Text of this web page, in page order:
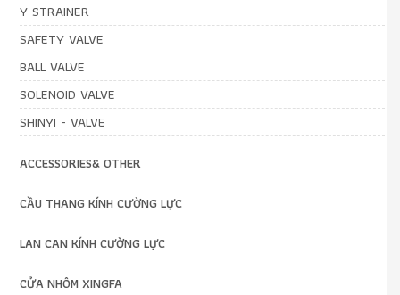
Y STRAINER
SAFETY VALVE
BALL VALVE
SOLENOID VALVE
SHINYI - VALVE
ACCESSORIES& OTHER
CẦU THANG KÍNH CƯỜNG LỰC
LAN CAN KÍNH CƯỜNG LỰC
CỬA NHÔM XINGFA